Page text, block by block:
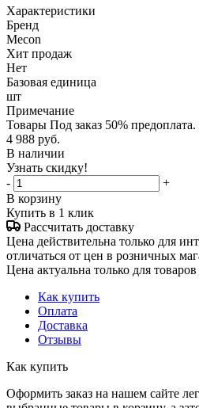
Характеристики
Бренд
Mecon
Хит продаж
Нет
Базовая единица
шт
Примечание
Товары Под заказ 50%
4 988 руб.
В наличии
Узнать скидку!
-
+
В корзину
Купить в 1 клик
Рассчитать доставку
Цена действительна только для
отличаться от цен в розничных
Цена актуальна только для
Как купить
Оплата
Доставка
Отзывы
Как купить
Оформить заказ на нашем сайте